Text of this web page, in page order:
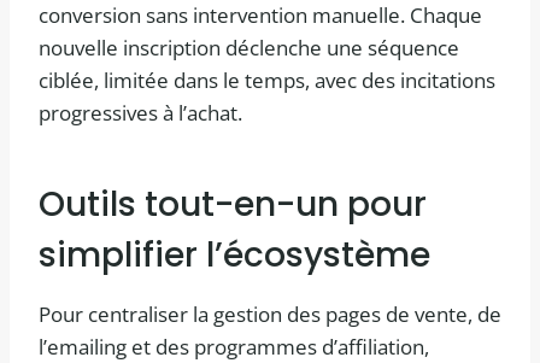
conversion sans intervention manuelle. Chaque
nouvelle inscription déclenche une séquence
ciblée, limitée dans le temps, avec des incitations
progressives à l’achat.
Outils tout-en-un pour
simplifier l’écosystème
Pour centraliser la gestion des pages de vente, de
l’emailing et des programmes d’affiliation,